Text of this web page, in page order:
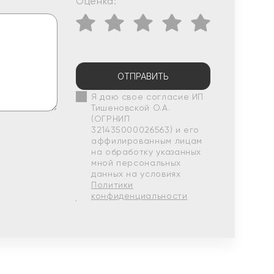
ОТПРАВИТЬ
Я даю свое согласие ИП
Тишеновской О.А.
(ОГРНИП
321435000026563) и его
аффилированным лицам
на обработку указанных
мной персональных
данных на условиях
Политики
конфиденциальности